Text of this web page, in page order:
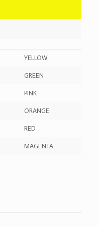
YELLOW
GREEN
PINK
ORANGE
RED
MAGENTA